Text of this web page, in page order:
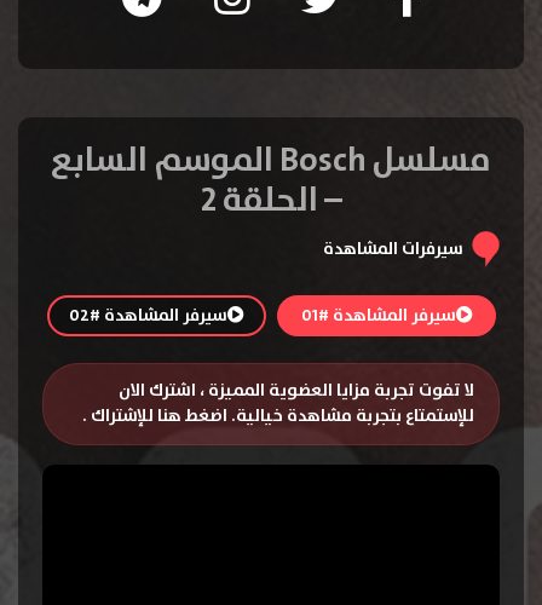
مسلسل Bosch الموسم السابع
– الحلقة 2
سيرفرات المشاهدة
سيرفر المشاهدة #01 سيرفر المشاهدة #02
لا تفوت تجربة مزايا العضوية المميزة ، اشترك الان
للإستمتاع بتجربة مشاهدة خيالية. اضغط هنا للإشتراك .